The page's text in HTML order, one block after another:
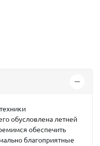
обусловлена летней
обеспечить
благоприятные